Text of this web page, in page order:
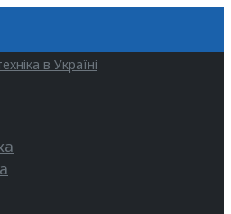
в Україні